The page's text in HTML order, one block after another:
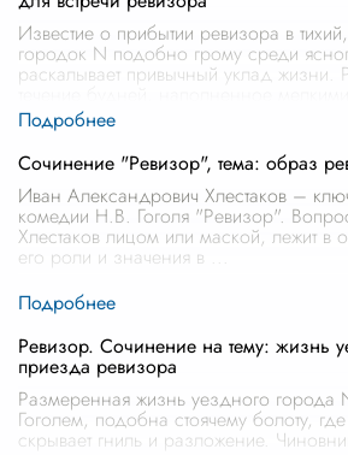
Известие о прибытии ревизора в
городок N подобно грому среди
раскалывает привычный уклад жизни.
Сочинение "Ревизор", тема: образ
Иван Александрович Хлестаков –
комедии Н.В. Гоголя "Ревизор".
Хлестаков лицом или маской, лежит в
его роли и значения в
Ревизор. Сочинение на тему: жизнь
приезда ревизора
Размеренная жизнь уездного города
Гоголем, подобна стоячему болоту, где
скрывает гниль и разложение.